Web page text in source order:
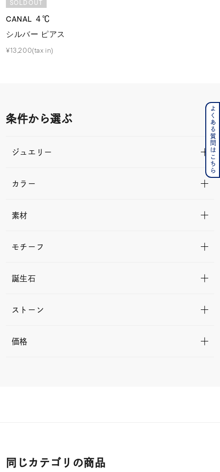
SOLDOUT
CANAL ４℃
シルバー ピアス
¥13,200(tax in)
条件から選ぶ
ジュエリー
カラー
素材
モチーフ
誕生石
ストーン
価格
同じカテゴリの商品
よくある質問はこちら